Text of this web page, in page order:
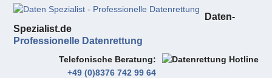
Daten-
Spezialist.de
Professionelle Datenrettung
Telefonische Beratung
+49 (0)8376 742 99 64